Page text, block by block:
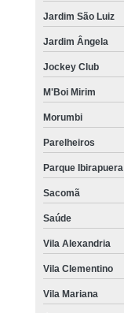
Jardim São Luiz
Jardim Ângela
Jockey Club
M'Boi Mirim
Morumbi
Parelheiros
Parque Ibirapuera
Sacomã
Saúde
Vila Alexandria
Vila Clementino
Vila Mariana